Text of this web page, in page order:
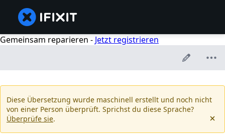
Gemeinsam reparieren - Jetzt registrieren
Diese Übersetzung wurde maschinell erstellt und noch nicht
von einer Person überprüft. Sprichst du diese Sprache?
Überprüfe sie.